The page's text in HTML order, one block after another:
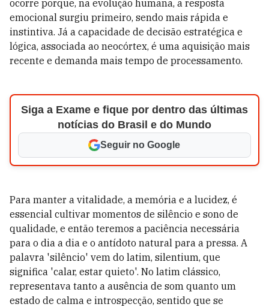
ocorre porque, na evolução humana, a resposta
emocional surgiu primeiro, sendo mais rápida e
instintiva. Já a capacidade de decisão estratégica e
lógica, associada ao neocórtex, é uma aquisição mais
recente e demanda mais tempo de processamento.
Siga a Exame e fique por dentro das últimas
notícias do Brasil e do Mundo
Seguir no Google
Para manter a vitalidade, a memória e a lucidez, é
essencial cultivar momentos de silêncio e sono de
qualidade, e então teremos a paciência necessária
para o dia a dia e o antídoto natural para a pressa. A
palavra 'silêncio' vem do latim, silentium, que
significa 'calar, estar quieto'. No latim clássico,
representava tanto a ausência de som quanto um
estado de calma e introspecção, sentido que se